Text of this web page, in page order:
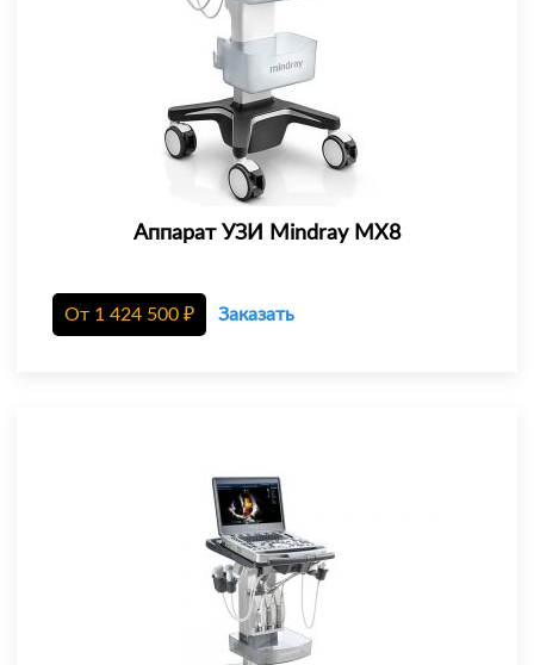
Аппарат УЗИ Mindray MX8
От 1 424 500 ₽ Заказать